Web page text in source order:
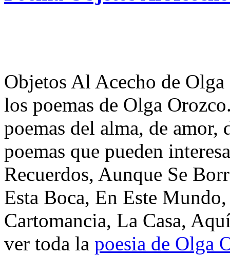
Objetos Al Acecho de
los poemas de Olga
poemas del alma, de
poemas que pueden
Recuerdos, Aunque Se
Esta Boca, En Este
Cartomancia, La Casa,
ver toda la poesia de Olga